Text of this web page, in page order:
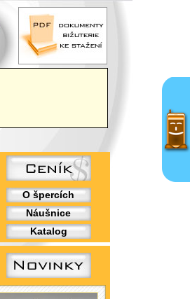
O špercích
Náušnice
Katalog